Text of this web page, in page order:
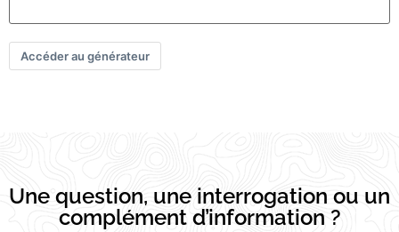
Accéder au générateur
Une question, une interrogation ou un
complément d’information ?